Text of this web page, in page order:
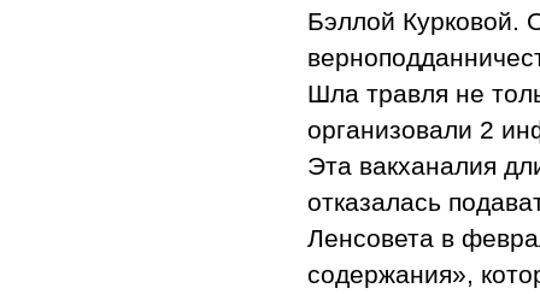
Бэллой Курковой.
Шла травля не
организовали 2
Эта вакханалия
отказалась
Ленсовета в
содержания»,